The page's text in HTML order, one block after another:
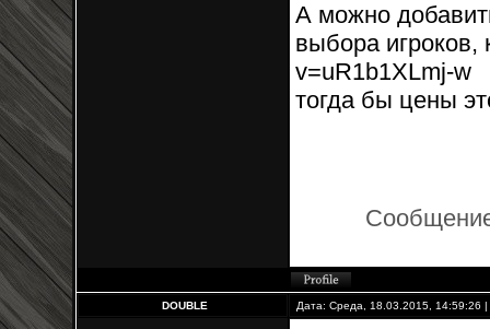
А можно
выбора игроков,
v=uR1b1XLmj-w
тогда бы цены
DOUBLE Дата: Среда, 18.03.2015, 14:59:26